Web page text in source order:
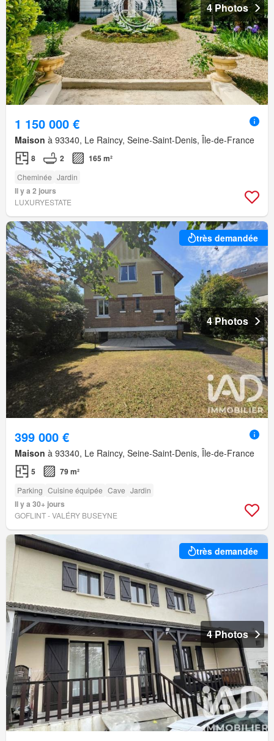
4 Photos
1 150 000 €
Maison à 93340, Le Raincy, Seine-Saint-Denis, Île-de-France
8 2 165 m²
Cheminée Jardin
Il y a 2 jours
LUXURYESTATE
très demandée
4 Photos
399 000 €
Maison à 93340, Le Raincy, Seine-Saint-Denis, Île-de-France
5 79 m²
Parking Cuisine équipée Cave Jardin
Il y a 30+ jours
GOFLINT - VALÉRY BUSEYNE
très demandée
4 Photos